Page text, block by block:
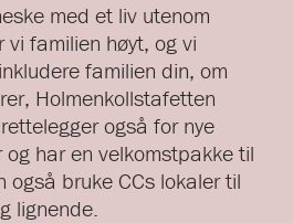
med et liv utenom
vi familien høyt, og vi
familien din, om
Holmenkollstafetten
også for nye
har en velkomstpakke til
også bruke CCs lokaler til
lignende.